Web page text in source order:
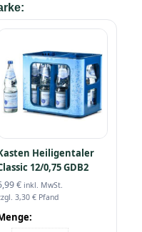
Heiligentaler
12/0,75 GDB2
€ inkl. MwSt.
3,30 € Pfand